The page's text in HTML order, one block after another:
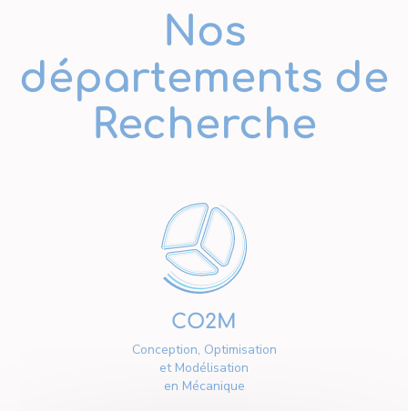
Nos
départements de
Recherche
CO2M
Conception, Optimisation
et Modélisation
en Mécanique